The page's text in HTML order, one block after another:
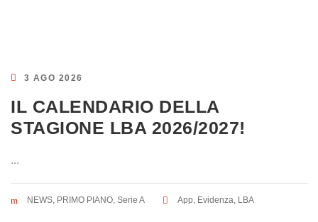
3 AGO 2026
IL CALENDARIO DELLA
STAGIONE LBA 2026/2027!
...
NEWS, PRIMO PIANO, Serie A App, Evidenza, LBA